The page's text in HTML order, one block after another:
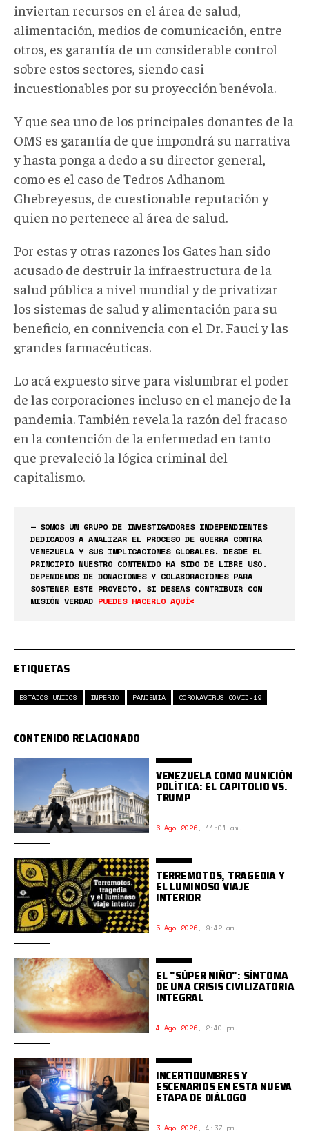
inviertan recursos en el área de salud,
alimentación, medios de comunicación, entre
otros, es garantía de un considerable control
sobre estos sectores, siendo casi
incuestionables por su proyección benévola.
Y que sea uno de los principales donantes de la
OMS es garantía de que impondrá su narrativa
y hasta ponga a dedo a su director general,
como es el caso de Tedros Adhanom
Ghebreyesus, de cuestionable reputación y
quien no pertenece al área de salud.
Por estas y otras razones los Gates han sido
acusado de destruir la infraestructura de la
salud pública a nivel mundial y de privatizar
los sistemas de salud y alimentación para su
beneficio, en connivencia con el Dr. Fauci y las
grandes farmacéuticas.
Lo acá expuesto sirve para vislumbrar el poder
de las corporaciones incluso en el manejo de la
pandemia. También revela la razón del fracaso
en la contención de la enfermedad en tanto
que prevaleció la lógica criminal del
capitalismo.
— SOMOS UN GRUPO DE INVESTIGADORES INDEPENDIENTES
DEDICADOS A ANALIZAR EL PROCESO DE GUERRA CONTRA
VENEZUELA Y SUS IMPLICACIONES GLOBALES. DESDE EL
PRINCIPIO NUESTRO CONTENIDO HA SIDO DE LIBRE USO.
DEPENDEMOS DE DONACIONES Y COLABORACIONES PARA
SOSTENER ESTE PROYECTO, SI DESEAS CONTRIBUIR CON
MISIÓN VERDAD PUEDES HACERLO AQUÍ<
ETIQUETAS
ESTADOS UNIDOS IMPERIO PANDEMIA CORONAVIRUS COVID-19
CONTENIDO RELACIONADO
VENEZUELA COMO MUNICIÓN
POLÍTICA: EL CAPITOLIO VS.
TRUMP
6 Ago 2026, 11:01 am.
TERREMOTOS, TRAGEDIA Y
EL LUMINOSO VIAJE
INTERIOR
5 Ago 2026, 9:42 am.
EL "SÚPER NIÑO": SÍNTOMA
DE UNA CRISIS CIVILIZATORIA
INTEGRAL
4 Ago 2026, 2:40 pm.
INCERTIDUMBRES Y
ESCENARIOS EN ESTA NUEVA
ETAPA DE DIÁLOGO
3 Ago 2026, 4:37 pm.